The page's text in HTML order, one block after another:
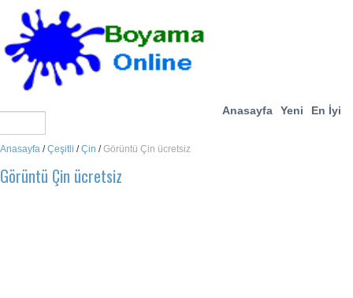
Anasayfa Yeni En İyi
Anasayfa /Çeşitli /Çin /Görüntü Çin ücretsiz
Görüntü Çin ücretsiz